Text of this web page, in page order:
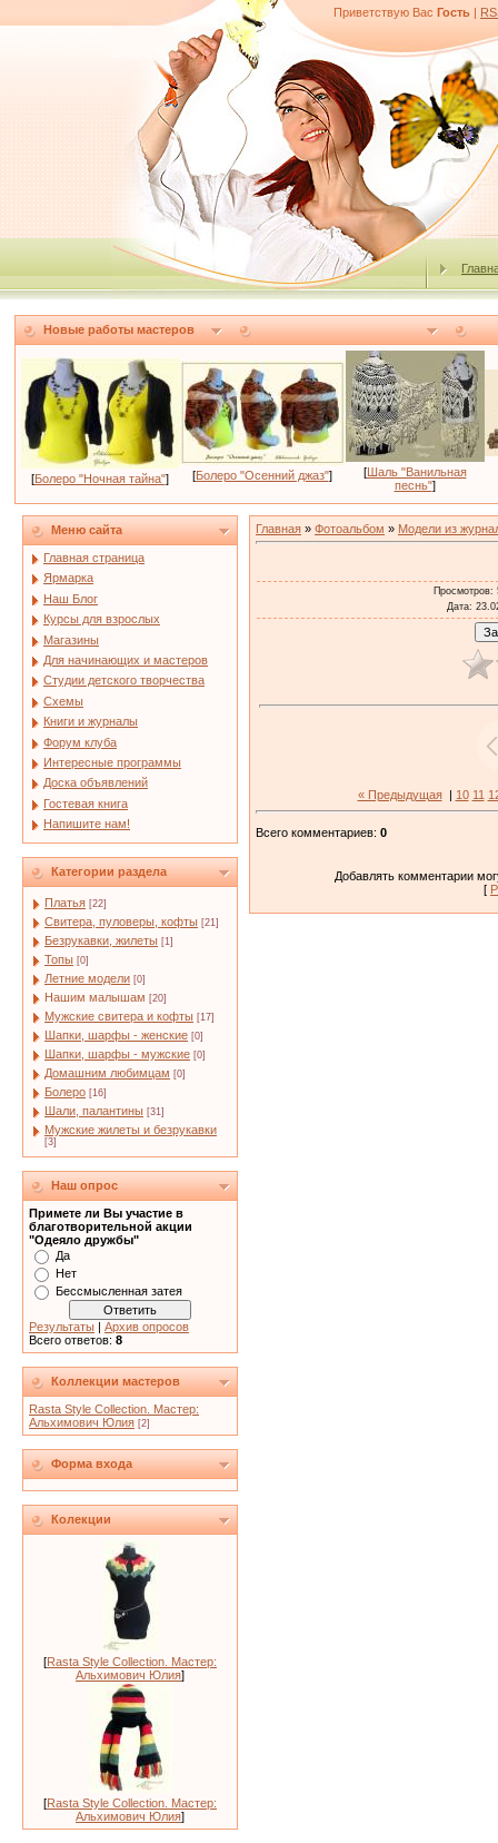
Приветствую Вас Гость |
Новые работы мастеров
[Болеро "Ночная тайна"] [Болеро "Осенний джаз"] [Шаль "Ванильная
песнь"]
Меню сайта
Главная страница
Ярмарка
Наш Блог
Курсы для взрослых
Магазины
Для начинающих и мастеров
Студии детского творчества
Схемы
Книги и журналы
Форум клуба
Интересные программы
Доска объявлений
Гостевая книга
Напишите нам!
Категории раздела
Платья [22]
Свитера, пуловеры, кофты [21]
Безрукавки, жилеты [1]
Топы [0]
Летние модели [0]
Нашим малышам [20]
Мужские свитера и кофты [17]
Шапки, шарфы - женские [0]
Шапки, шарфы - мужские [0]
Домашним любимцам [0]
Болеро [16]
Шали, палантины [31]
Мужские жилеты и безрукавки
[3]
Наш опрос
Примете ли Вы участие в
благотворительной акции
"Одеяло дружбы"
Да
Нет
Бессмысленная затея
Результаты | Архив опросов
Всего ответов: 8
Коллекции мастеров
Rasta Style Collection. Мастер:
Альхимович Юлия [2]
Форма входа
Колекции
[Rasta Style Collection. Мастер:
Альхимович Юлия]
[Rasta Style Collection. Мастер:
Альхимович Юлия]
Главная » Фотоальбом » Модели из
Просмотров:
Дата:
« Предыдущая| 10 11
Всего комментариев: 0
Добавлять комментарии
[